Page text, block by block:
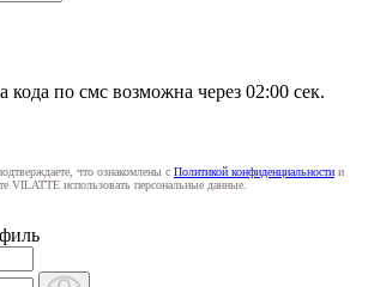
кода по смс возможна через 02:00 сек.
что ознакомлены с Политикой конфиденциальности и
VILATTE использовать персональные данные.